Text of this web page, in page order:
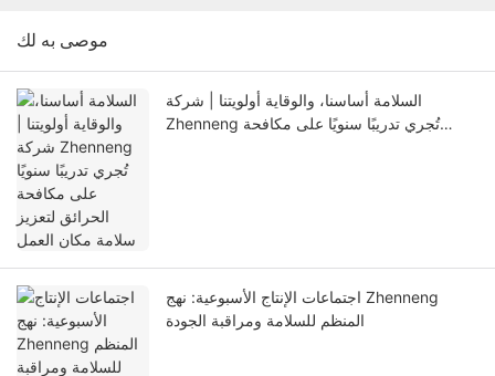
موصى به لك
السلامة أساسنا، والوقاية أولويتنا | شركة
Zhenneng تُجري تدريبًا سنويًا على مكافحة
اجتماعات الإنتاج الأسبوعية: نهج Zhenneng
المنظم للسلامة ومراقبة الجودة